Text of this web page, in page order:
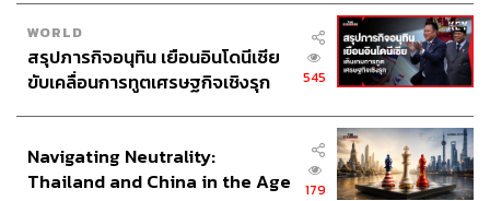
LAUNCHING YSL
WORLD
สรุปภารกิจอนุทิน เยือนอินโดนีเซีย
ขับเคลื่อนการทูตเศรษฐกิจเชิงรุก
545
Navigating Neutrality:
Thailand and China in the Age
179